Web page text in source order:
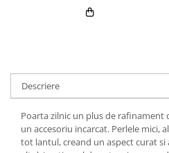
Descriere
Poarta zilnic un plus de rafinament
un accesoriu incarcat. Perlele mici,
tot lantul, creand un aspect curat